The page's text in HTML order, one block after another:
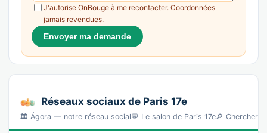
J'autorise OnBouge à me recontacter. Coordonnées
jamais revendues.
Envoyer ma demande
Réseaux sociaux de Paris 17e
🏛️ Ágora — notre réseau social💬 Le salon de Paris 17e🔎 Chercher